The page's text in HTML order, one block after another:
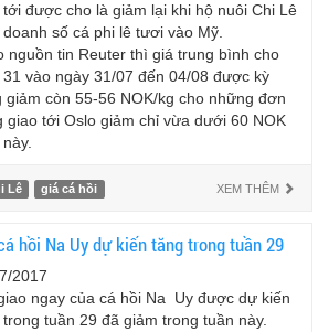
tới được cho là giảm lại khi hộ nuôi Chi Lê
số cá phi lê tươi vào Mỹ.
nguồn tin Reuter thì giá trung bình cho
31 vào ngày 31/07 đến 04/08 được kỳ
giảm còn 55-56 NOK/kg cho những đơn
giao tới Oslo giảm chỉ vừa dưới 60 NOK
Lê giá cá hồi XEM THÊM
hồi Na Uy dự kiến tăng trong tuần 29
2017
ngay của cá hồi Na Uy được dự kiến
tuần 29 đã giảm trong tuần này.